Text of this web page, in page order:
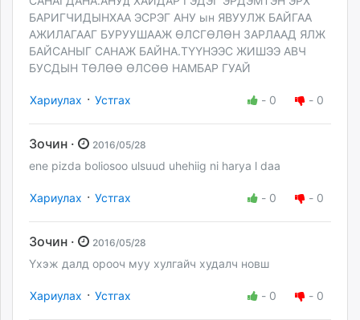
БАРИГЧИДЫНХАА ЭСРЭГ АНУ ын ЯВУУЛЖ БАЙГАА
АЖИЛАГААГ БУРУУШААЖ ӨЛСГӨЛӨН ЗАРЛААД ЯЛЖ
БАЙСАНЫГ САНАЖ БАЙНА.ТҮҮНЭЭС ЖИШЭЭ АВЧ
БУСДЫН ТӨЛӨӨ ӨЛСӨӨ НАМБАР ГУАЙ
Хариулах · Устгах - 0 - 0
Зочин · 2016/05/28
ene pizda boliosoo ulsuud uhehiig ni harya l daa
Хариулах · Устгах - 0 - 0
Зочин · 2016/05/28
Үхэж далд орооч муу хулгайч худалч новш
Хариулах · Устгах - 0 - 0